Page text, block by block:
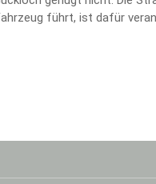
führt, ist dafür